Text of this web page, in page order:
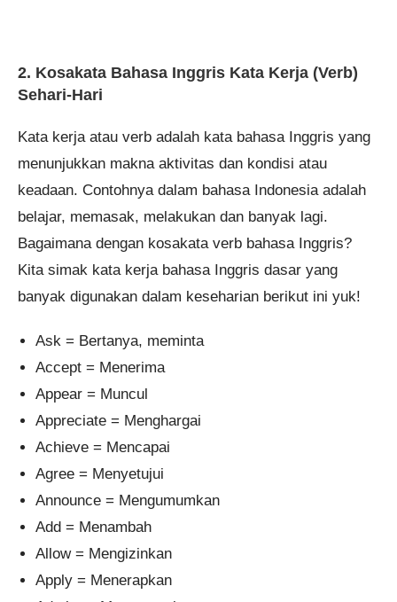
2. Kosakata Bahasa Inggris Kata Kerja (Verb)
Sehari-Hari
Kata kerja atau verb adalah kata bahasa Inggris yang
menunjukkan makna aktivitas dan kondisi atau
keadaan. Contohnya dalam bahasa Indonesia adalah
belajar, memasak, melakukan dan banyak lagi.
Bagaimana dengan kosakata verb bahasa Inggris?
Kita simak kata kerja bahasa Inggris dasar yang
banyak digunakan dalam keseharian berikut ini yuk!
Ask = Bertanya, meminta
Accept = Menerima
Appear = Muncul
Appreciate = Menghargai
Achieve = Mencapai
Agree = Menyetujui
Announce = Mengumumkan
Add = Menambah
Allow = Mengizinkan
Apply = Menerapkan